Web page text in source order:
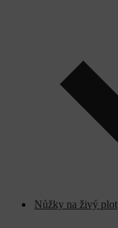
Nůžky na živý plot